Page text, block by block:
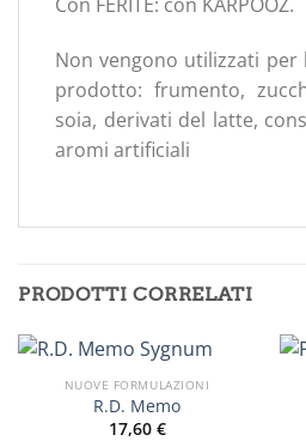
Con FERITE: con KARPOOZ.
Non vengono utilizzati per
prodotto: frumento,
soia, derivati del latte,
aromi artificiali
PRODOTTI CORRELATI
NUOVE FORMULAZIONI
R.D. Memo
17,60 €